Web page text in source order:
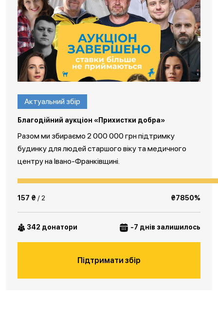
Актуальний збір
Благодійний аукціон «Прихистки добра»
Разом ми збираємо 2 000 000 грн підтримку
будинку для людей старшого віку та медичного
центру на Івано-Франківщині.
157 ₴ / 2 ₴7850%
342 донатори -7 днів залишилось
Підтримати збір